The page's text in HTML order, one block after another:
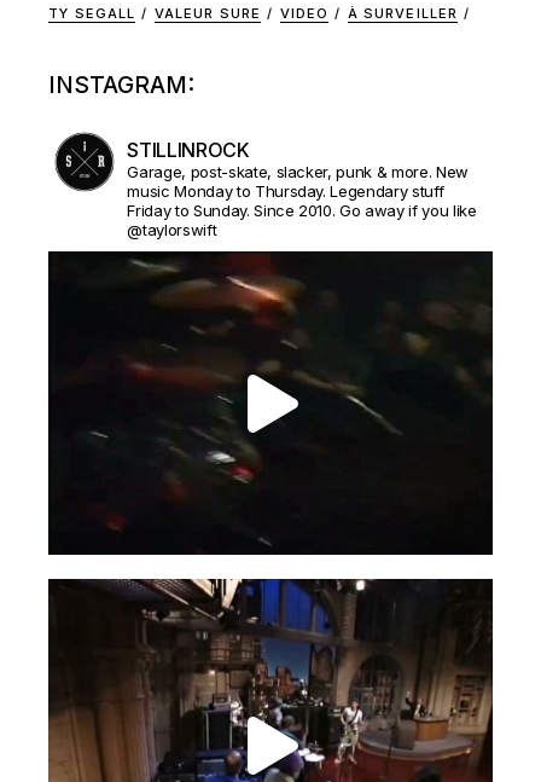
TY SEGALL
VALEUR SURE VIDEO À SURVEILLER
INSTAGRAM:
STILLINROCK
Garage, post-skate, slacker, punk & more. New
music Monday to Thursday. Legendary stuff
Friday to Sunday. Since 2010. Go away if you like
@taylorswift